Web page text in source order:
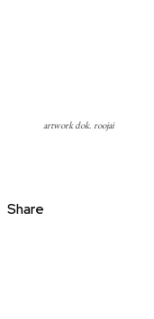
artwork dok. roojai
Share